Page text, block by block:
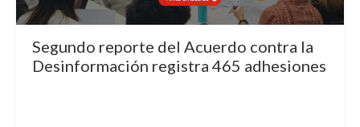
Segundo reporte del Acuerdo contra la
Desinformación registra 465 adhesiones